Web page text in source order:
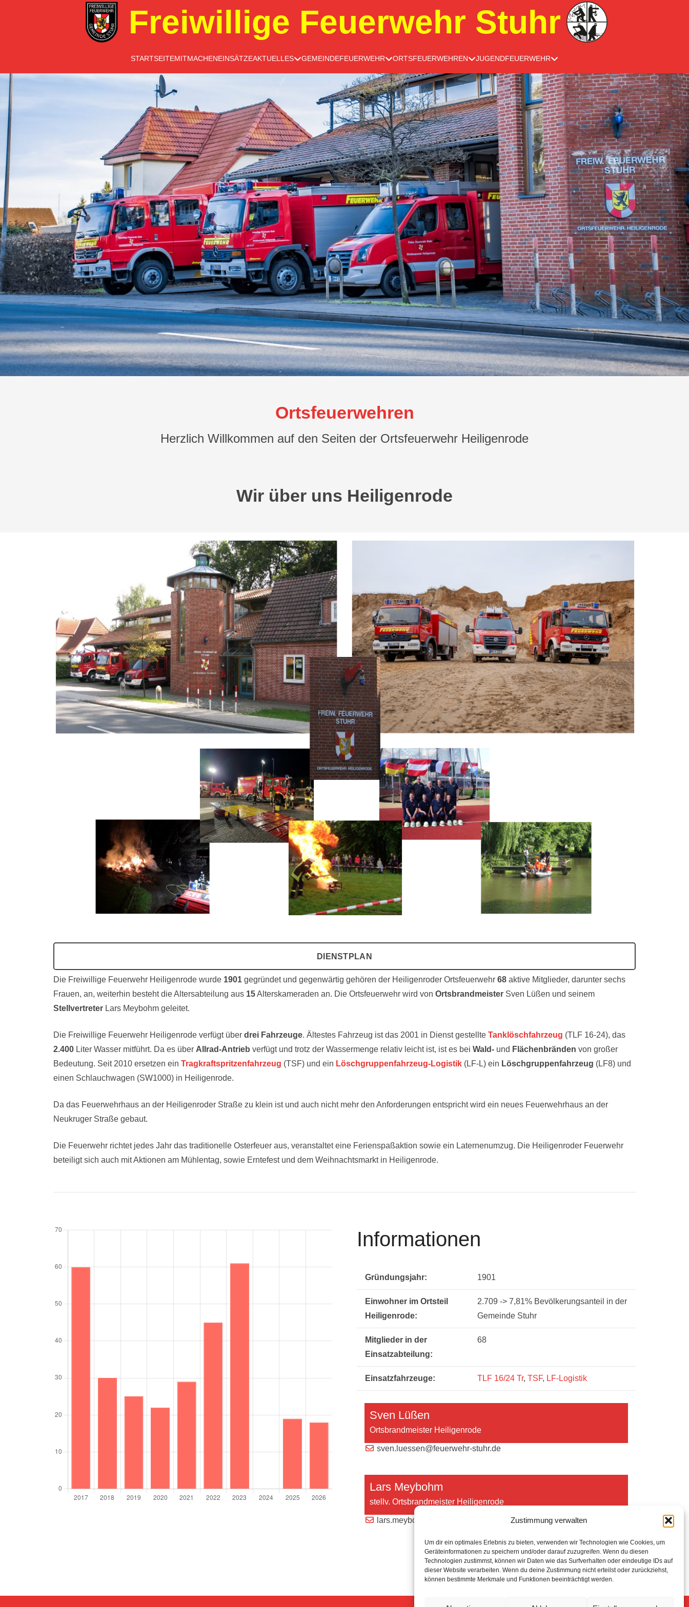
Zustimmung verwalten
Um dir ein optimales Erlebnis zu bieten, verwenden wir Technologien wie Cookies, um
Geräteinformationen zu speichern und/oder darauf zuzugreifen. Wenn du diesen
Technologien zustimmst, können wir Daten wie das Surfverhalten oder eindeutige IDs auf
dieser Website verarbeiten. Wenn du deine Zustimmung nicht erteilst oder zurückziehst,
können bestimmte Merkmale und Funktionen beeinträchtigt werden.
Freiwillige Feuerwehr Stuhr
STARTSEITEMITMACHENEINSÄTZEAKTUELLES GEMEINDEFEUERWEHR ORTSFEUERWEHREN JUGENDFEUERWEHR
Ortsfeuerwehren
Herzlich Willkommen auf den Seiten der Ortsfeuerwehr Heiligenrode
Wir über uns Heiligenrode
DIENSTPLAN
Die Freiwillige Feuerwehr Heiligenrode wurde 1901 gegründet und gegenwärtig gehören der Heiligenroder Ortsfeuerwehr 68 aktive Mitglieder, darunter sechs
Frauen, an, weiterhin besteht die Altersabteilung aus 15Alterskameraden an. Die Ortsfeuerwehr wird von Ortsbrandmeister Sven Lüßen und seinem
Stellvertreter Lars Meybohm geleitet.
Die Freiwillige Feuerwehr Heiligenrode verfügt über drei Fahrzeuge. Ältestes Fahrzeug ist das 2001 in Dienst gestellte Tanklöschfahrzeug (TLF 16-24), das
2.400 Liter Wasser mitführt. Da es über Allrad-Antrieb verfügt und trotz der Wassermenge relativ leicht ist, ist es bei Wald- und Flächenbränden von großer
Bedeutung. Seit 2010 ersetzen ein Tragkraftspritzenfahrzeug (TSF) und ein Löschgruppenfahrzeug-Logistik (LF-L) ein Löschgruppenfahrzeug (LF8) und
einen Schlauchwagen (SW1000) in Heiligenrode.
Da das Feuerwehrhaus an der Heiligenroder Straße zu klein ist und auch nicht mehr den Anforderungen entspricht wird ein neues Feuerwehrhaus an der
Neukruger Straße gebaut.
Die Feuerwehr richtet jedes Jahr das traditionelle Osterfeuer aus, veranstaltet eine Ferienspaßaktion sowie ein Laternenumzug. Die Heiligenroder Feuerwehr
beteiligt sich auch mit Aktionen am Mühlentag, sowie Erntefest und dem Weihnachtsmarkt in Heiligenrode.
Informationen
Gründungsjahr: 1901
Einwohner im Ortsteil
Heiligenrode:
2.709 -> 7,81% Bevölkerungsanteil in der
Gemeinde Stuhr
Mitglieder in der
Einsatzabteilung:
68
Einsatzfahrzeuge: TLF 16/24 Tr, TSF, LF-Logistik
Sven Lüßen
Ortsbrandmeister Heiligenrode
sven.luessen@feuerwehr-stuhr.de
Lars Meybohm
stellv. Ortsbrandmeister Heiligenrode
lars.meybohm@feuerwehr-stuhr.de